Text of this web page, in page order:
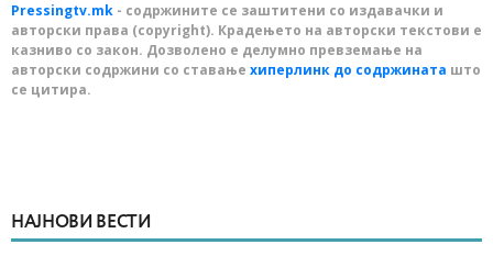
Pressingtv.mk - содржините се заштитени со издавачки и
авторски права (copyright). Крадењето на авторски текстови е
казниво со закон. Дозволено е делумно превземање на
авторски содржини со ставање хиперлинк до содржината што
се цитира.
НАЈНОВИ ВЕСТИ